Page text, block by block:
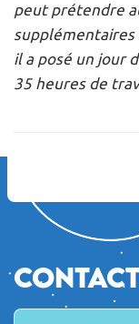
peut prétendre
supplémentaires
il a posé un jour
35 heures de